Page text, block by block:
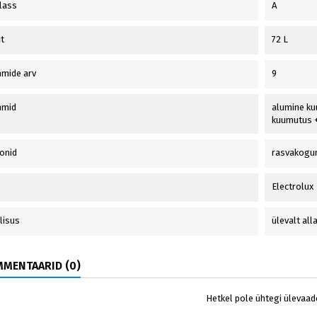
A
72 L
arv 9
alumine
kuumutus
Electrolux
ülevalt
(0)
Hetkel pole ühtegi